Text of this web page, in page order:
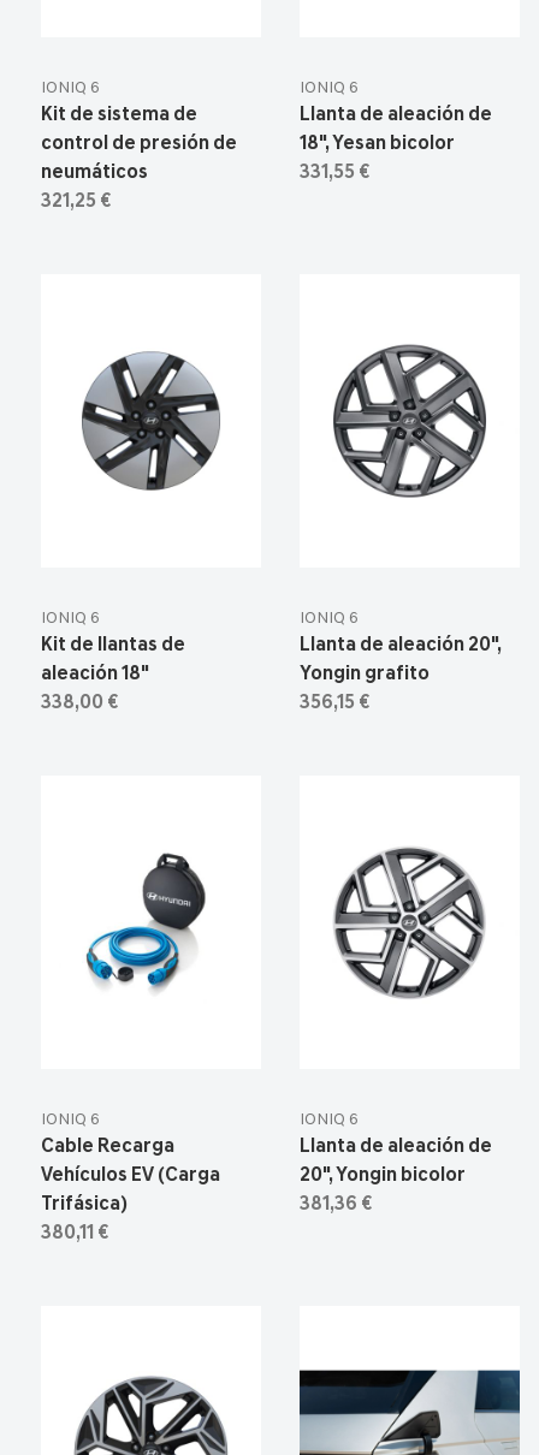
IONIQ 6
Kit de sistema de
control de presión de
neumáticos
321,25 €
IONIQ 6
Llanta de aleación de
18", Yesan bicolor
331,55 €
IONIQ 6
Kit de llantas de
aleación 18"
338,00 €
IONIQ 6
Llanta de aleación 20",
Yongin grafito
356,15 €
IONIQ 6
Cable Recarga
Vehículos EV (Carga
Trifásica)
380,11 €
IONIQ 6
Llanta de aleación de
20", Yongin bicolor
381,36 €